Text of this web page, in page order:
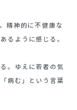
精神的に不健康な
るように感じる。
。ゆえに若者の気
病む」という言葉